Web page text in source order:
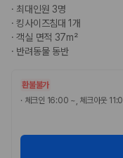
2. 보험 조건은 가격만큼
완전자차와 슈퍼자차는 업
는 제주 렌트카 가격과 함께
3. 제주공항 접근성과 셔
제주 렌트카는 차량 인수 위
달라집니다. 공항에서 렌트
· 최대인원 3명
·킹사이즈침대 1개
·객실 면적 37m²
· 반려동물 동반
환불불가
· 체크인 16:00 ~, 체크아웃